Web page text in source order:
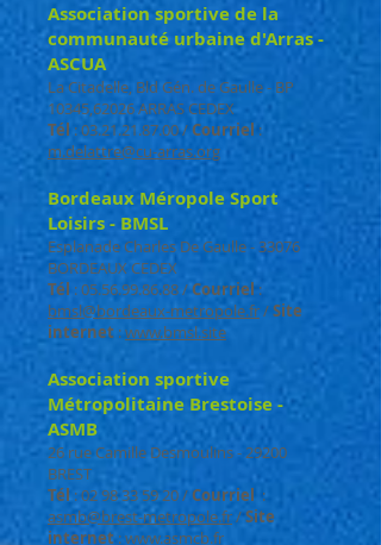
Association sportive de la
communauté urbaine d'Arras -
ASCUA
La Citadelle, Bld Gén. de Gaulle - BP
10345,62026 ARRAS CEDEX
Tél :03.21.21.87.00/Courriel :
m.delattre@cu-arras.org
Bordeaux Méropole Sport
Loisirs - BMSL
Esplanade Charles De Gaulle - 33076
BORDEAUX CEDEX
Tél :05.56.99.86.88/Courriel:
bmsl@bordeaux-metropole.fr/Site
internet :www.bmsl.site
Association sportive
Métropolitaine Brestoise -
ASMB
26 rue Camille Desmoulins - 29200
BREST
Tél :02 98 33 59 20/Courriel :
asmb@brest-metropole.fr/Site
internet :www.asmcb.fr